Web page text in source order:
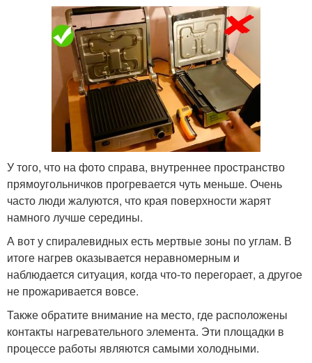
У того, что на фото справа, внутреннее пространство
прямоугольничков прогревается чуть меньше. Очень
часто люди жалуются, что края поверхности жарят
намного лучше середины.
А вот у спиралевидных есть мертвые зоны по углам. В
итоге нагрев оказывается неравномерным и
наблюдается ситуация, когда что-то перегорает, а другое
не прожаривается вовсе.
Также обратите внимание на место, где расположены
контакты нагревательного элемента. Эти площадки в
процессе работы являются самыми холодными.